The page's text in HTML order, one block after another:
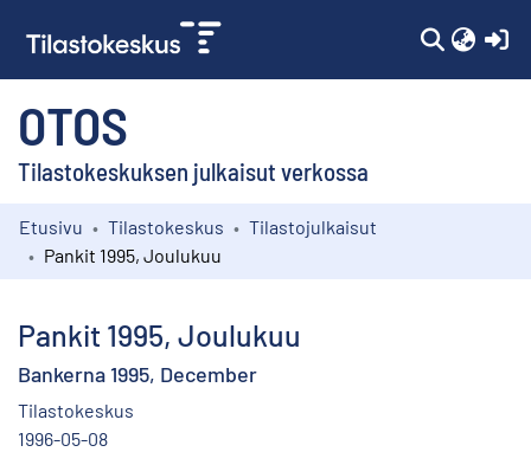
OTOS
Tilastokeskuksen julkaisut verkossa
Kokoelmat
Etusivu Tilastokeskus
Tilastojulkaisut
Pankit 1995, Joulukuu
Pankit 1995, Joulukuu
Bankerna 1995, December
Tilastokeskus
1996-05-08